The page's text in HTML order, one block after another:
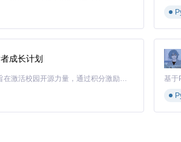
方式，采集200+硬件参数，生成标准化报告
成长计划
「源启盛夏」暑期校园开发者成长计划旨在激活校园开源力量，通过积分激励、认证扶持、资源倾斜等形式，引导高校组织和开发者完成「入驻 — 建项目 — 做贡献 — 获认证 — 得资源」的完整闭环。无论你是想带领社团入驻平台的组织者，还是希望用代码贡献证明自己的开发者，都能在这里找到属于你的成长路径。